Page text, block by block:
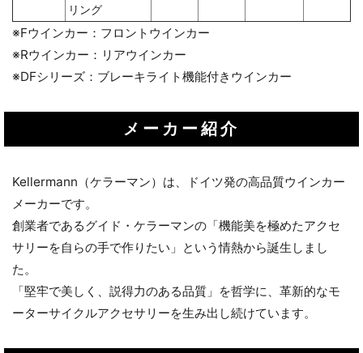
リング
※Fウインカー：フロントウインカー
※Rウインカー：リアウインカー
※DFシリーズ：ブレーキライト機能付きウインカー
メーカー紹介
Kellermann（ケラーマン）は、ドイツ発の高品質ウインカー
メーカーです。
創業者であるグイド・ケラーマンの「機能美を極めたアクセ
サリーを自らの手で作りたい」という情熱から誕生しまし
た。
「堅牢で美しく、説得力のある品質」を哲学に、革新的なモ
ーターサイクルアクセサリーを生み出し続けています。
お買い物を続ける カートへ進む